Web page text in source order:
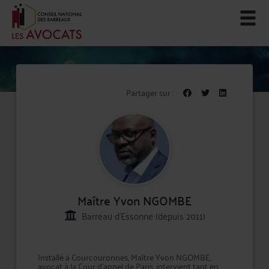
Partager sur :
Maître Yvon NGOMBE
Barreau d'Essonne (depuis 2011)
Installé à Courcouronnes, Maître Yvon NGOMBE,
avocat à la Cour d'appel de Paris, intervient tant en